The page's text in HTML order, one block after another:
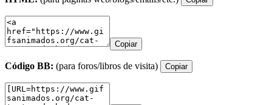
Copiar
Código BB: (para foros/libros de visita) Copiar